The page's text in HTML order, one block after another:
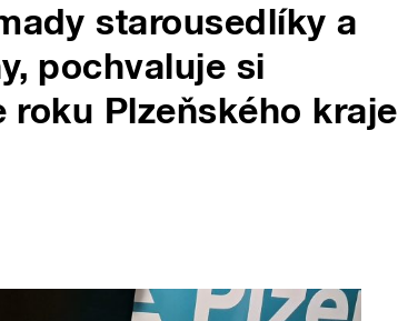
starousedlíky a
pochvaluje si
roku Plzeňského kraje